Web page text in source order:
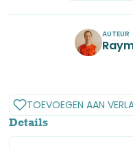
AUTEUR
TOEVOEGEN AAN
Details